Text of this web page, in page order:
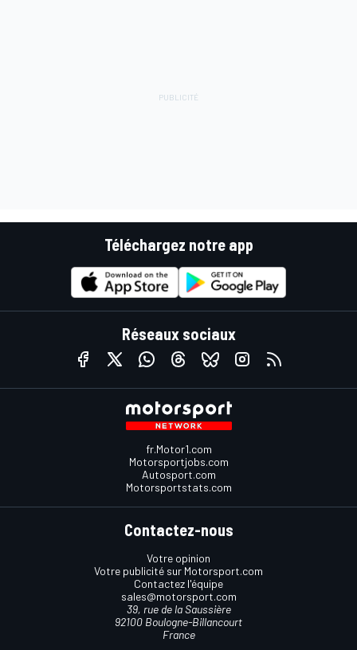
Téléchargez notre app
Réseaux sociaux
fr.Motor1.com
Motorsportjobs.com
Autosport.com
Motorsportstats.com
Contactez-nous
Votre opinion
Votre publicité sur Motorsport.com
Contactez l'équipe
sales@motorsport.com
39, rue de la Saussière
92100 Boulogne-Billancourt
France